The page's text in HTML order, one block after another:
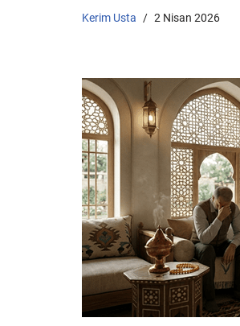
Kerim Usta 2 Nisan 2026